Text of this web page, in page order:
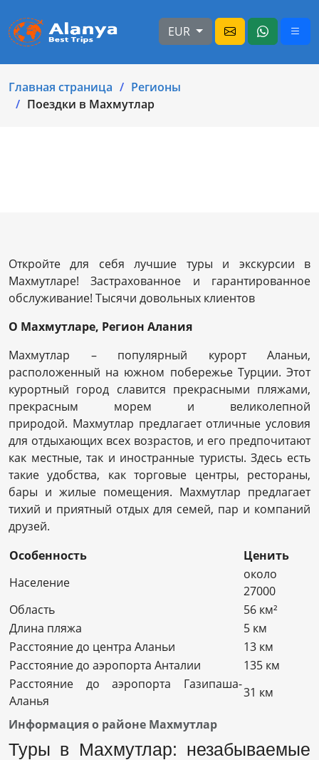
EUR
Главная страница
Регионы
Поездки в Махмутлар
Откройте для себя лучшие туры и экскурсии в
Махмутларе! Застрахованное и гарантированное
обслуживание! Тысячи довольных клиентов
О Махмутларе, Регион Алания
Махмутлар – популярный курорт Аланьи,
расположенный на южном побережье Турции. Этот
курортный город славится прекрасными пляжами,
прекрасным морем и великолепной
природой. Махмутлар предлагает отличные условия
для отдыхающих всех возрастов, и его предпочитают
как местные, так и иностранные туристы. Здесь есть
такие удобства, как торговые центры, рестораны,
бары и жилые помещения. Махмутлар предлагает
тихий и приятный отдых для семей, пар и компаний
друзей.
Информация о районе Махмутлар
Особенность
Ценить
Население
около
27000
Область
56 км²
Длина пляжа
5 км
Расстояние до центра Аланьи
13 км
Расстояние до аэропорта Анталии
135 км
Расстояние до аэропорта Газипаша-
Аланья
31 км
Туры в Махмутлар: незабываемые